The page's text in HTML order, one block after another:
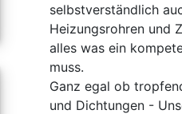
selbstverständlich
Heizungsrohren und
alles was ein
muss.
Ganz egal ob
und Dichtungen -